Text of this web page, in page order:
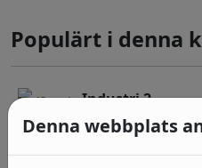
Populärt i denna
Industri 2
(475029) Grå,
Denna webbplats